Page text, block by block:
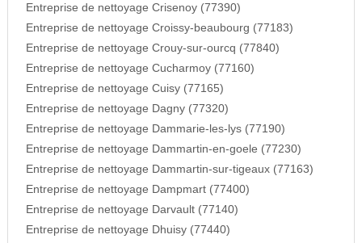
Entreprise de nettoyage Crisenoy (77390)
Entreprise de nettoyage Croissy-beaubourg (77183)
Entreprise de nettoyage Crouy-sur-ourcq (77840)
Entreprise de nettoyage Cucharmoy (77160)
Entreprise de nettoyage Cuisy (77165)
Entreprise de nettoyage Dagny (77320)
Entreprise de nettoyage Dammarie-les-lys (77190)
Entreprise de nettoyage Dammartin-en-goele (77230)
Entreprise de nettoyage Dammartin-sur-tigeaux (77163)
Entreprise de nettoyage Dampmart (77400)
Entreprise de nettoyage Darvault (77140)
Entreprise de nettoyage Dhuisy (77440)